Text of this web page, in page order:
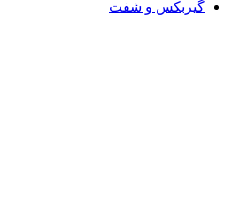
گیربکس و شفت